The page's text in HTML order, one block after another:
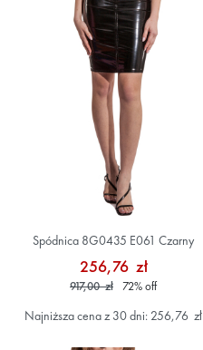
Spódnica 8G0435 E061 Czarny
256,76 zł
917,00 zł 72%off
Najniższa cena z 30 dni: 256,76 zł